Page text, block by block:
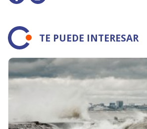
TE PUEDE INTERESAR